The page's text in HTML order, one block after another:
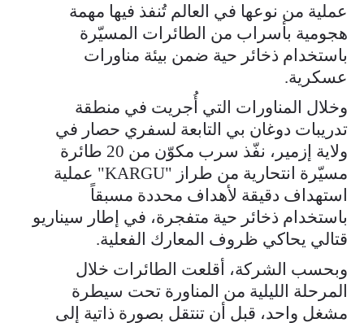
عملية من نوعها في العالم تُنفذ فيها مهمة
هجومية بأسراب من الطائرات المسيّرة
باستخدام ذخائر حية ضمن بيئة مناورات
عسكرية.
وخلال المناورات التي أُجريت في منطقة
تدريبات دوغان بي التابعة لسفري حصار في
ولاية إزمير، نفّذ سرب مكوّن من 20 طائرة
مسيّرة انتحارية من طراز "KARGU" عملية
استهداف دقيقة لأهداف محددة مسبقاً
باستخدام ذخائر حية متفجرة، في إطار سيناريو
قتالي يحاكي ظروف المعارك الفعلية.
وبحسب الشركة، أقلعت الطائرات خلال
المرحلة الليلية من المناورة تحت سيطرة
مشغل واحد، قبل أن تنتقل بصورة ذاتية إلى